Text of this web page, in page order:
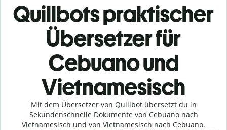
Quillbots praktischer
Übersetzer für
Cebuano und
Vietnamesisch
Mit dem Übersetzer von Quillbot übersetzt du in
Sekundenschnelle Dokumente von Cebuano nach
Vietnamesisch und von Vietnamesisch nach Cebuano.